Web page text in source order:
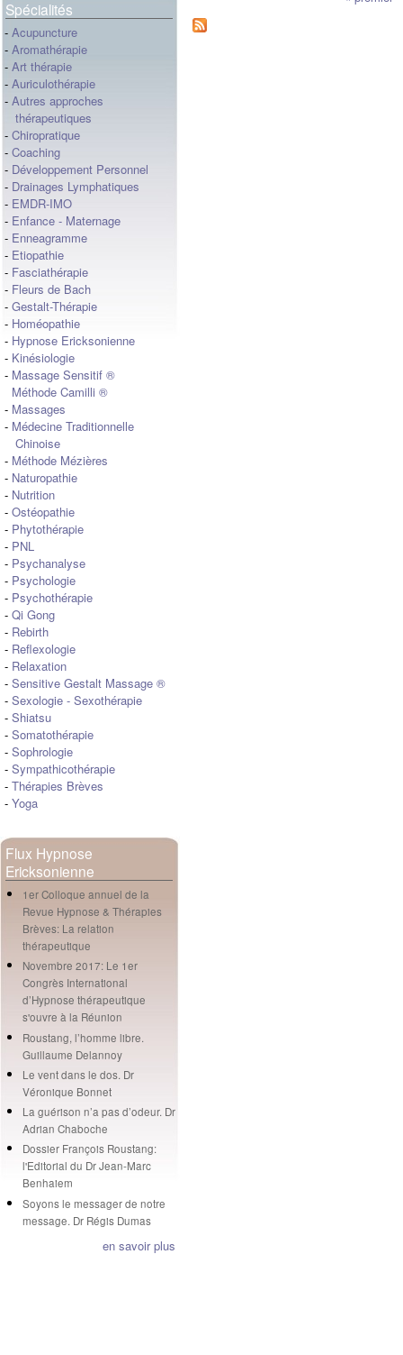
Spécialités
- Acupuncture
- Aromathérapie
- Art thérapie
- Auriculothérapie
- Autres approches
thérapeutiques
- Chiropratique
- Coaching
- Développement Personnel
- Drainages Lymphatiques
- EMDR-IMO
- Enfance - Maternage
- Enneagramme
- Etiopathie
- Fasciathérapie
- Fleurs de Bach
- Gestalt-Thérapie
- Homéopathie
- Hypnose Ericksonienne
- Kinésiologie
- Massage Sensitif ®
Méthode Camilli ®
- Massages
- Médecine Traditionnelle
Chinoise
- Méthode Mézières
- Naturopathie
- Nutrition
- Ostéopathie
- Phytothérapie
- PNL
- Psychanalyse
- Psychologie
- Psychothérapie
- Qi Gong
- Rebirth
- Reflexologie
- Relaxation
- Sensitive Gestalt Massage ®
- Sexologie - Sexothérapie
- Shiatsu
- Somatothérapie
- Sophrologie
- Sympathicothérapie
- Thérapies Brèves
- Yoga
Flux Hypnose
Ericksonienne
1er Colloque annuel de la
Revue Hypnose & Thérapies
Brèves: La relation
thérapeutique
Novembre 2017: Le 1er
Congrès International
d’Hypnose thérapeutique
s'ouvre à la Réunion
Roustang, l’homme libre.
Guillaume Delannoy
Le vent dans le dos. Dr
Véronique Bonnet
La guérison n’a pas d’odeur. Dr
Adrian Chaboche
Dossier François Roustang:
l'Editorial du Dr Jean-Marc
Benhaiem
Soyons le messager de notre
message. Dr Régis Dumas
en savoir plus